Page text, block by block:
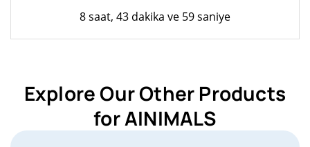
8 saat, 43 dakika ve 59 saniye
Explore Our Other Products
for AINIMALS